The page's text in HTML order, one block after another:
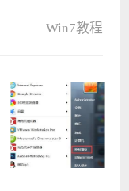
Win7教程